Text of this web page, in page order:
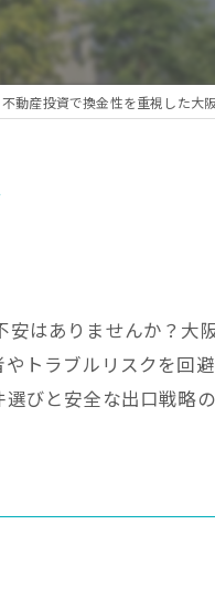
経
不動産投資で換金性を重視した大
はありませんか？大
トラブルリスクを回
びと安全な出口戦略